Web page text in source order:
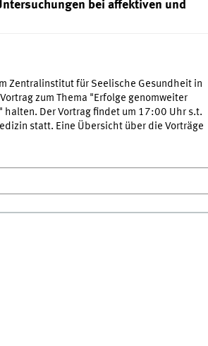
bei affektiven und
Zentralinstitut für Seelische Gesundheit in
zum Thema "Erfolge genomweiter
Der Vortrag findet um 17:00 Uhr s.t.
statt. Eine Übersicht über die Vorträge